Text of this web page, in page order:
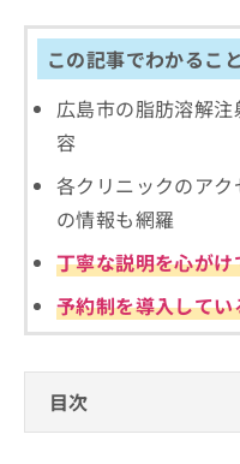
この記事でわかること
広島市の脂肪溶解
容
各クリニックのア
の情報も網羅
丁寧な説明を心がけ
予約制を導入してい
目次
とな
りま
す。
ニッ
クの
約・
症状
のご
相談
など
はで
きま
せん
ので
承く
ださ
い。
ち
無
お
込
み
ち
は
こ
の
求
こ
ち